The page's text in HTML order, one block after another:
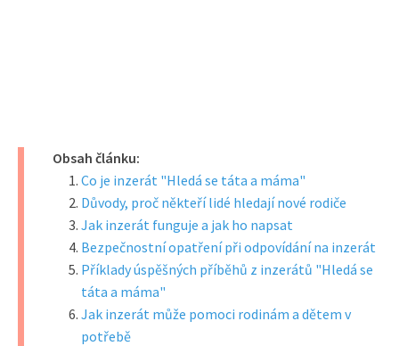
Obsah článku:
Co je inzerát "Hledá se táta a máma"
Důvody, proč někteří lidé hledají nové rodiče
Jak inzerát funguje a jak ho napsat
Bezpečnostní opatření při odpovídání na inzerát
Příklady úspěšných příběhů z inzerátů "Hledá se
táta a máma"
Jak inzerát může pomoci rodinám a dětem v
potřebě